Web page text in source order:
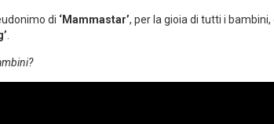
di ‘Mammastar’, per la gioia di tutti i bambini,
.